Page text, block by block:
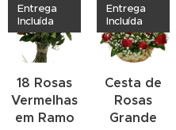
18 Rosas
Vermelhas
em Ramo
Entrega
Incluída
Cesta de
Rosas
Grande
Entrega
Incluída